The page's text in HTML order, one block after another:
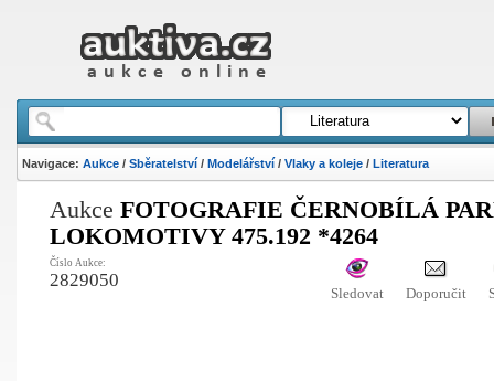
Navigace: Aukce/ Sběratelství/ Modelářství/ Vlaky a koleje/ Literatura
Aukce FOTOGRAFIE ČERNOBÍLÁ
LOKOMOTIVY 475.192 *4264
Číslo Aukce:
2829050
Sledovat Doporučit